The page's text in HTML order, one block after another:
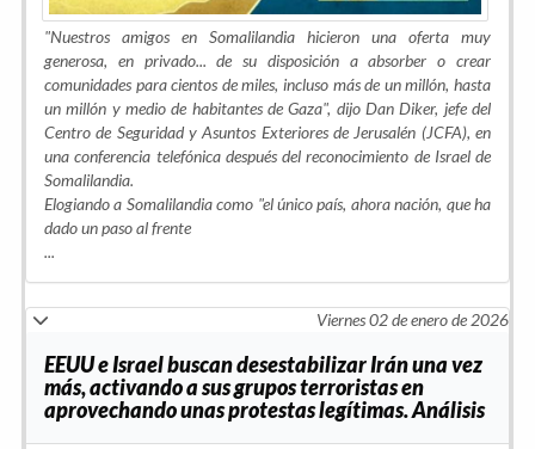
"Nuestros amigos en Somalilandia hicieron una oferta muy
generosa, en privado... de su disposición a absorber o crear
comunidades para cientos de miles, incluso más de un millón, hasta
un millón y medio de habitantes de Gaza", dijo Dan Diker, jefe del
Centro de Seguridad y Asuntos Exteriores de Jerusalén (JCFA), en
una conferencia telefónica después del reconocimiento de Israel de
Somalilandia.
Elogiando a Somalilandia como "el único país, ahora nación, que ha
dado un paso al frente
...
Viernes 02 de enero de 2026
EEUU e Israel buscan desestabilizar Irán una vez
más, activando a sus grupos terroristas en
aprovechando unas protestas legítimas. Análisis